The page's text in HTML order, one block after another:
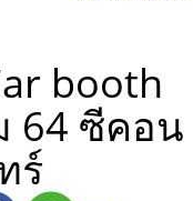
booth
64 ซีคอน
ร์